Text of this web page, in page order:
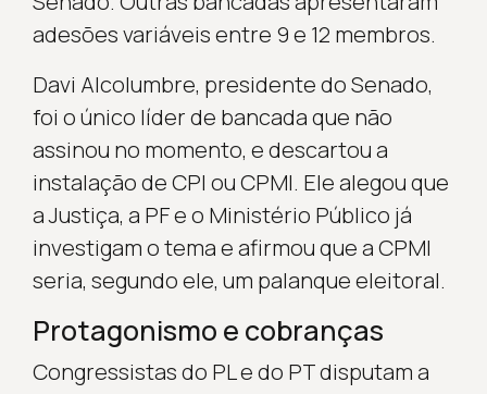
adesões variáveis entre 9 e 12 membros.
Davi Alcolumbre, presidente do Senado,
foi o único líder de bancada que não
assinou no momento, e descartou a
instalação de CPI ou CPMI. Ele alegou que
a Justiça, a PF e o Ministério Público já
investigam o tema e afirmou que a CPMI
seria, segundo ele, um palanque eleitoral.
Protagonismo e cobranças
Congressistas do PL e do PT disputam a